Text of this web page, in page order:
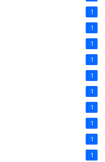
1
1
1
1
1
1
1
1
1
1